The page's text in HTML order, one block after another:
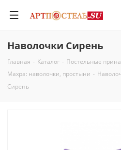
Наволочки Сирень
Главная - Каталог - Постельные
Махра: наволочки, простыни -
Сирень